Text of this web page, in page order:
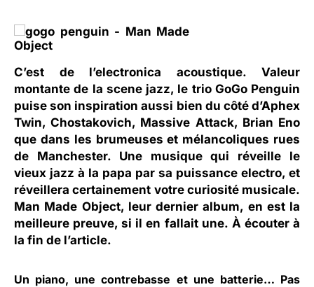
C’est de l’electronica acoustique. Valeur
montante de la scene jazz, le trio GoGo Penguin
puise son inspiration aussi bien du côté d’Aphex
Twin, Chostakovich, Massive Attack, Brian Eno
que dans les brumeuses et mélancoliques rues
de Manchester. Une musique qui réveille le
vieux jazz à la papa par sa puissance electro, et
réveillera certainement votre curiosité musicale.
Man Made Object, leur dernier album, en est la
meilleure preuve, si il en fallait une. À écouter à
la fin de l’article.
Un piano, une contrebasse et une batterie… Pas